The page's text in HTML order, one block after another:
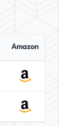
Amazon